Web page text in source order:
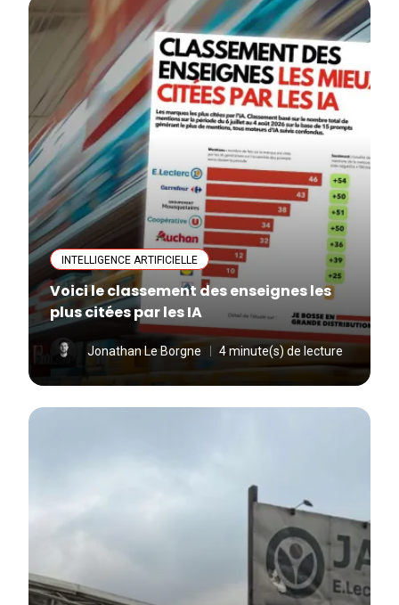
INTELLIGENCE ARTIFICIELLE
Voici le classement des enseignes les
plus citées par les IA
Jonathan Le Borgne 4 minute(s) de lecture